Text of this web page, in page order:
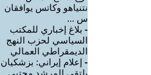
نتنياهو وكاتس يوافقان
س ...
- بلاغ إخباري للمكتب
السياسي لحزب النهج
الديمقراطي العمالي
- إعلام إيراني: بزشكيان
يلتقي المرشد مجتبى